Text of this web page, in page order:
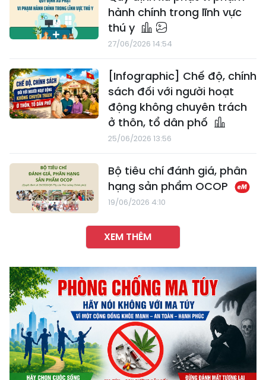
hành chính trong lĩnh vực
thú y
27/06/2026 14:54
[Infographic] Chế độ, chính
sách đối với người hoạt
động không chuyên trách
ở thôn, tổ dân phố
25/06/2026 13:56
Bộ tiêu chí đánh giá, phân
hạng sản phẩm OCOP
19/06/2026 4:10
XEM THÊM